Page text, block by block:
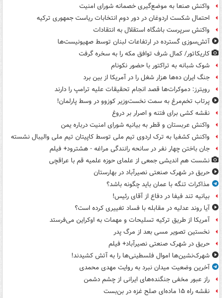
واکنش صنعا به موضع‌گیری خصمانه شورای امنیت
احتمال شکست اردوغان در دور دوم انتخابات ریاست جمهوری ترکیه
واکنش سرپرست باشگاه استقلال به انتقادات
آتش‌سوزی گسترده در ارتفاعات لبنان توسط صهیونیست‌ها
کاریکاتور/ کمال شرف توافق مکه را به سخره گرفت
شوک شبانه به تراکتور با حضور نکونام
جنگ ایران ده‌ها هزار شغل را در آمریکا از بین برد
رویترز: دموکرات‌ها قصد انجام تحقیقات علیه ترامپ را دارند
پرتاب تخم‌مرغ به سمت نخست‌وزیر کوزوو در وسط پارلمان!
نقشه کشی برای فتنه و اصرار بر دروغ
واکنش عربستان و قطر به بیانیه شورای امنیت درباره یمن
واکنش کشفیا به ترک اردوی تیم ملی توسط کاپیتان تیم ملی والیبال نشسته
جان باختن چهار نفر در سانحه رانندگی مراغه - هشترود+ فیلم
نشست هم اندیشی جمعی از علمای حوزه علمیه قم با عراقچی
حریق در شهرک صنعتی نصیرآباد در بهارستان
مذاکرات تنگه با عمان باید چگونه باشد؟
بیانیه تند فیفا در دفاع از آقای رئیس!
آیا روند عدلیه در مقابله با فساد تغییری کرده است؟
آمریکا از طریق ترکیه تسلیحات و مهمات به اوکراین می‌فرستد
نخستین تصویر مسی بعد از مرگ پدر
حریق در شهرک صنعتی نصیرآباد+ فیلم
شهرک‌نشین‌ها اموال فلسطینی‌ها را به آتش کشیدند!
آخرین وضعیت میدان نبرد به روایت مهدی محمدی
راز عبور مخفی جنگنده‌های ایرانی از چشم دشمن
نقشه راه ۱۵ ماده‌ای صلح غزه در بن‌بست